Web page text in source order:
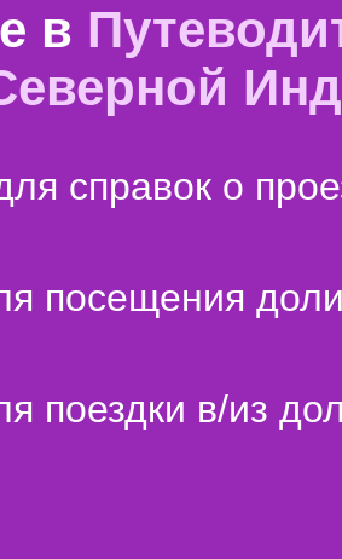
в
справок о
посещения
поездки в/из